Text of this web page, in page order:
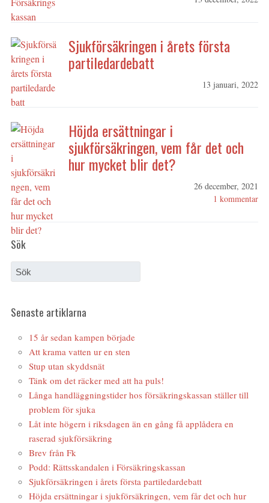
Sjukförsäkringen i årets första
partiledardebatt
13 januari, 2022
Höjda ersättningar i
sjukförsäkringen, vem får det och
hur mycket blir det?
26 december, 2021
1 kommentar
Sök
Senaste artiklarna
15 år sedan kampen började
Att krama vatten ur en sten
Stup utan skyddsnät
Tänk om det räcker med att ha puls!
Långa handläggningstider hos försäkringskassan ställer till
problem för sjuka
Låt inte högern i riksdagen än en gång få applådera en
raserad sjukförsäkring
Brev från Fk
Podd: Rättsskandalen i Försäkringskassan
Sjukförsäkringen i årets första partiledardebatt
Höjda ersättningar i sjukförsäkringen, vem får det och hur